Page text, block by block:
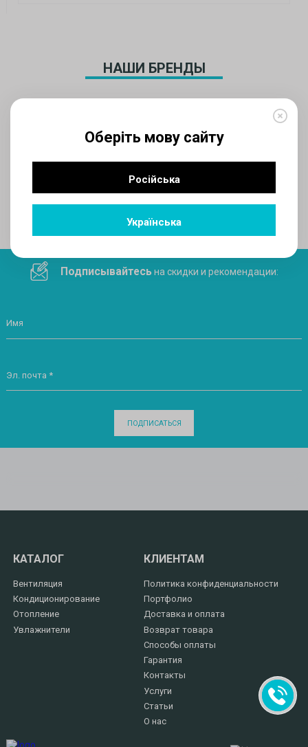
Оберіть мову сайту
Російська
Українська
НАШИ БРЕНДЫ
Поделитесь ссылкой в социальных сетях
Подписывайтесьна скидки и рекомендации:
Имя
Эл. почта *
ПОДПИСАТЬСЯ
КАТАЛОГ
Вентиляция
Кондиционирование
Отопление
Увлажнители
КЛИЕНТАМ
Политика конфиденциальности
Портфолио
Доставка и оплата
Возврат товара
Способы оплаты
Гарантия
Контакты
Услуги
Статьи
О нас